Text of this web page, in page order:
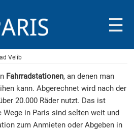
☰
Velib
Fahrradstationen, an denen man
kann. Abgerechnet wird nach der
20.000 Räder nutzt. Das ist
in Paris sind selten weit und
zum Anmieten oder Abgeben in